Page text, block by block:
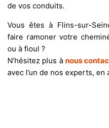
de vos conduits.
Vous êtes à Flins-sur-
faire ramoner votre
ou à fioul ?
N’hésitez plus à nous
avec l’un de nos experts, en